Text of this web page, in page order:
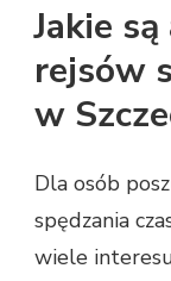
Jakie
rejsów
w
Dla osób
spędzania
wiele